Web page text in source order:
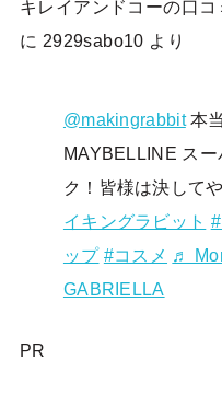
キレイアンドコーの口
に 2929sabo10 より
@makingrabbit本
MAYBELLINE ス
ク！皆様は決して
イキングラビット
ップ #コスメ ♬
GABRIELLA
PR